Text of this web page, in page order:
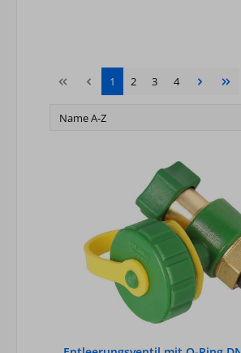
Seite
1 Seite
2 Seite
3 Seite
4